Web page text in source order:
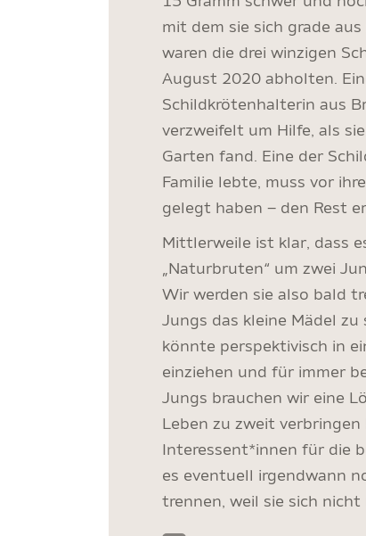
mit dem sie sich grade
waren die drei winzigen
August 2020 abholten.
Schildkrötenhalterin aus
verzweifelt um Hilfe, als
Garten fand. Eine der
Familie lebte, muss vor
gelegt haben – den Rest
Mittlerweile ist klar, dass
„Naturbruten“ um zwei
Wir werden sie also bald
Jungs das kleine Mädel zu
könnte perspektivisch in
einziehen und für immer
Jungs brauchen wir eine
Leben zu zweit
Interessent*innen für die
es eventuell irgendwann
trennen, weil sie sich nicht